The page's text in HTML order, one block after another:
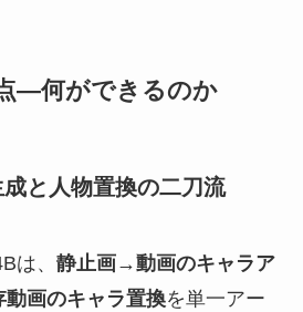
—何ができるのか
と人物置換の二刀流
は、 静止画→動画のキャラア
動画のキャラ置換を単一アー